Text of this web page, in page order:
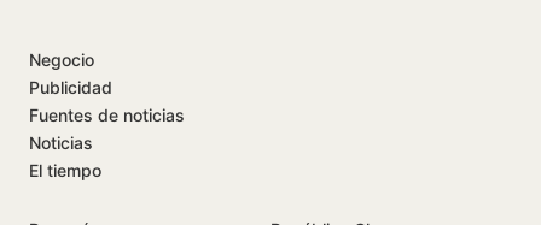
Negocio
Publicidad
Fuentes de noticias
Noticias
El tiempo